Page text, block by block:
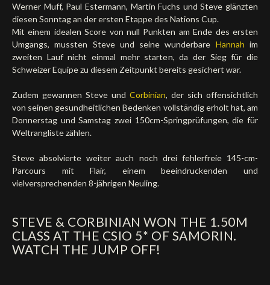
Werner Muff, Paul Estermann, Martin Fuchs und Steve glänzten
diesen Sonntag an der ersten Etappe des Nations Cup.
Mit einem idealen Score von null Punkten am Ende des ersten
Umgangs, mussten Steve und seine wunderbare Hannah im
zweiten Lauf nicht einmal mehr starten, da der Sieg für die
Schweizer Equipe zu diesem Zeitpunkt bereits gesichert war.
Zudem gewannen Steve und Corbinian, der sich offensichtlich
von seinen gesundheitlichen Bedenken vollständig erholt hat, am
Donnerstag und Samstag zwei 150cm-Springprüfungen, die für
Weltrangliste zählen.
Steve absolvierte weiter auch noch drei fehlerfreie 145-cm-
Parcours mit Flair, einem beeindruckenden und
vielversprechenden 8-jährigen Neuling.
STEVE & CORBINIAN WON THE 1.50M
CLASS AT THE CSIO 5* OF SAMORIN.
WATCH THE JUMP OFF!